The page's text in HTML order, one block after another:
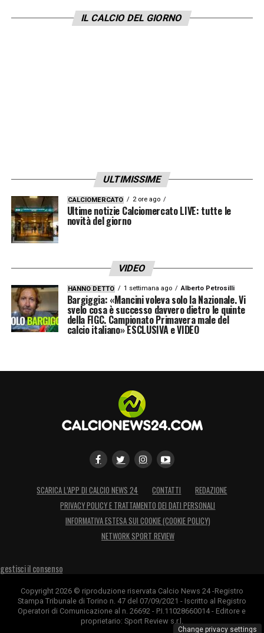
sotto la Sud, sotto la Nord, va bene anche
sotto la Tevere se ci mettono una porta.
IL CALCIO DEL GIORNO
ULTIMISSIME
CALCIOMERCATO 2 ore ago
Ultime notizie Calciomercato LIVE: tutte le
novità del giorno
VIDEO
HANNO DETTO 1 settimana ago Alberto Petrosilli
Bargiggia: «Mancini voleva solo la Nazionale. Vi
svelo cosa è successo davvero dietro le quinte
della FIGC. Campionato Primavera male del
calcio italiano» ESCLUSIVA e VIDEO
SCARICA L’APP DI CALCIO NEWS 24 CONTATTI
REDAZIONE
PRIVACY POLICY E TRATTAMENTO DEI DATI PERSONALI
INFORMATIVA ESTESA SUI COOKIE (COOKIE POLICY)
NETWORK SPORT REVIEW
gestisci il consenso
Copyright 2026 © riproduzione riservata Calcio News 24 -Registro
Stampa Tribunale di Torino n. 47 del 07/09/2021 - Iscritto al Registro
Operatori di Comunicazione al n. 26692 - P.I.11028660014 - Editore e
proprietario: Sport Review s.r.l.
Change privacy settings